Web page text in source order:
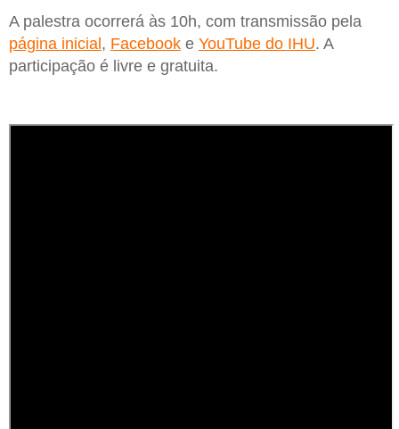
A palestra ocorrerá às 10h, com transmissão pela
página inicial , Facebook e YouTube do IHU. A
participação é livre e gratuita.